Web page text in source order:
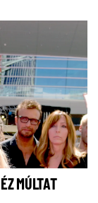
MÚLTAT